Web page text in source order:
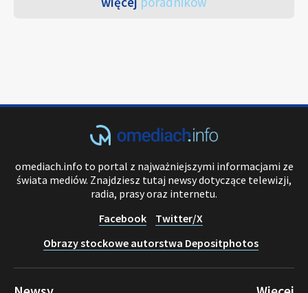
omediach.info to portal z najważniejszymi informacjami ze
świata mediów. Znajdziesz tutaj newsy dotyczące telewizji,
radia, prasy oraz internetu.
Facebook
Twitter/X
Obrazy stockowe autorstwa Depositphotos